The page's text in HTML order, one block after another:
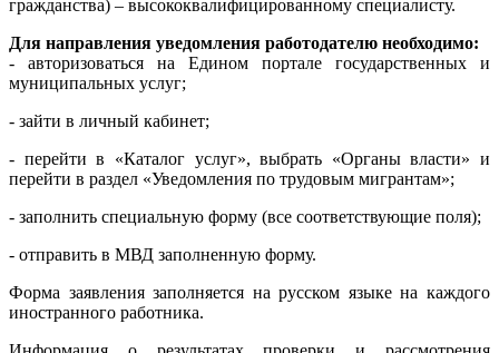
гражданства) – высококвалифицированному специалисту.
Для направления уведомления работодателю необходимо:
- авторизоваться на Едином портале государственных и
муниципальных услуг;
- зайти в личный кабинет;
- перейти в «Каталог услуг», выбрать «Органы власти» и
перейти в раздел «Уведомления по трудовым мигрантам»;
- заполнить специальную форму (все соответствующие поля);
- отправить в МВД заполненную форму.
Форма заявления заполняется на русском языке на каждого
иностранного работника.